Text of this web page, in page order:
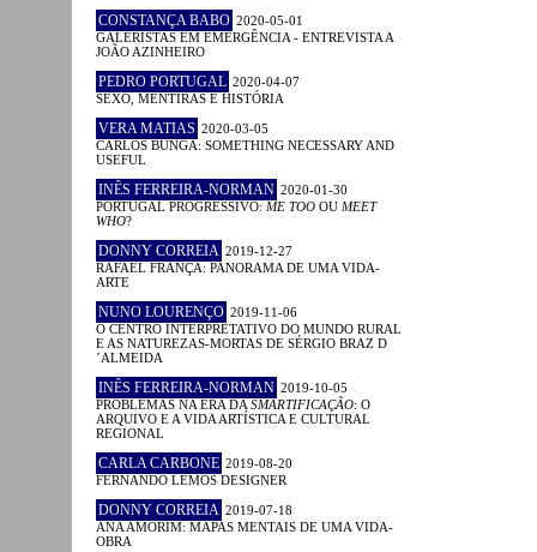
CONSTANÇA BABO 2020-05-01
GALERISTAS EM EMERGÊNCIA - ENTREVISTA A
JOÃO AZINHEIRO
PEDRO PORTUGAL 2020-04-07
SEXO, MENTIRAS E HISTÓRIA
VERA MATIAS 2020-03-05
CARLOS BUNGA: SOMETHING NECESSARY AND
USEFUL
INÊS FERREIRA-NORMAN 2020-01-30
PORTUGAL PROGRESSIVO: ME TOO OU MEET
WHO?
DONNY CORREIA 2019-12-27
RAFAEL FRANÇA: PANORAMA DE UMA VIDA-
ARTE
NUNO LOURENÇO 2019-11-06
O CENTRO INTERPRETATIVO DO MUNDO RURAL
E AS NATUREZAS-MORTAS DE SÉRGIO BRAZ D
´ALMEIDA
INÊS FERREIRA-NORMAN 2019-10-05
PROBLEMAS NA ERA DA SMARTIFICAÇÃO: O
ARQUIVO E A VIDA ARTÍSTICA E CULTURAL
REGIONAL
CARLA CARBONE 2019-08-20
FERNANDO LEMOS DESIGNER
DONNY CORREIA 2019-07-18
ANA AMORIM: MAPAS MENTAIS DE UMA VIDA-
OBRA